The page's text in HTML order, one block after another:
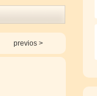
previos >